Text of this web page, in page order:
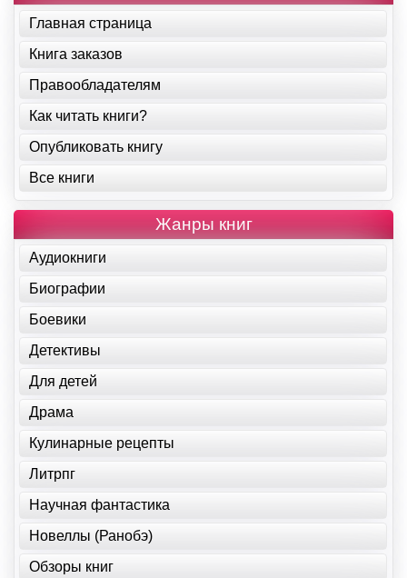
Главная страница
Книга заказов
Правообладателям
Как читать книги?
Опубликовать книгу
Все книги
Жанры книг
Аудиокниги
Биографии
Боевики
Детективы
Для детей
Драма
Кулинарные рецепты
Литрпг
Научная фантастика
Новеллы (Ранобэ)
Обзоры книг